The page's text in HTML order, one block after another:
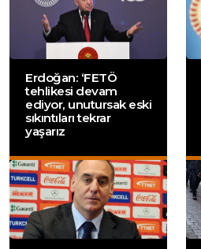
Erdoğan: ‘FETÖ
tehlikesi devam
ediyor, unutursak eski
sıkıntıları tekrar
yaşarız